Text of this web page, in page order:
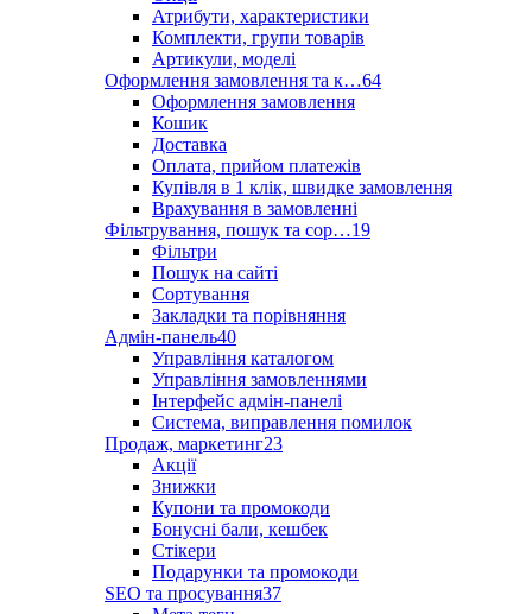
Атрибути, характеристики
Комплекти, групи товарів
Артикули, моделі
Оформлення замовлення та к…64
Оформлення замовлення
Кошик
Доставка
Оплата, прийом платежів
Купівля в 1 клік, швидке замовлення
Врахування в замовленні
Фільтрування, пошук та сор…19
Фільтри
Пошук на сайті
Сортування
Закладки та порівняння
Адмін-панель40
Управління каталогом
Управління замовленнями
Інтерфейс адмін-панелі
Система, виправлення помилок
Продаж, маркетинг23
Акції
Знижки
Купони та промокоди
Бонусні бали, кешбек
Стікери
Подарунки та промокоди
SEO та просування37